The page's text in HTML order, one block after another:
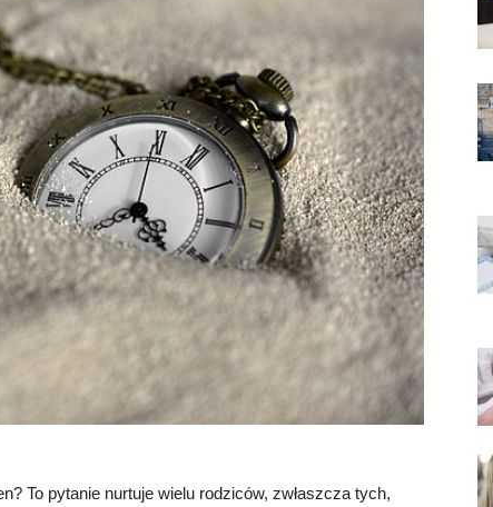
To pytanie nurtuje wielu rodziców, zwłaszcza tych,